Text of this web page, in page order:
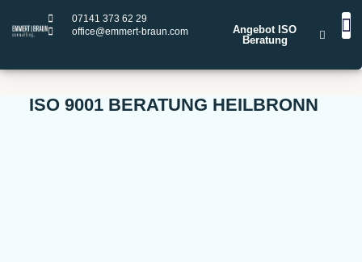
07141 373 62 29
office@emmert-braun.com
Angebot ISO
Beratung
ISO 9001 BERATUNG HEILBRONN